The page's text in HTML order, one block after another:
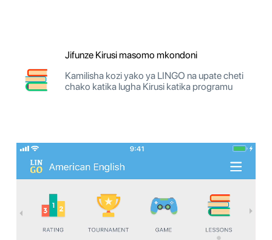
Jifunze Kirusi masomo mkondoni
Kamilisha kozi yako ya LINGO na upate cheti
chako katika lugha Kirusi katika programu